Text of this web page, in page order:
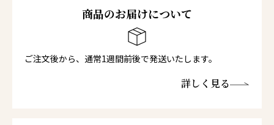
商品のお届けについて
ご注文後から、通常1週間前後で発送いたします。
詳しく見る